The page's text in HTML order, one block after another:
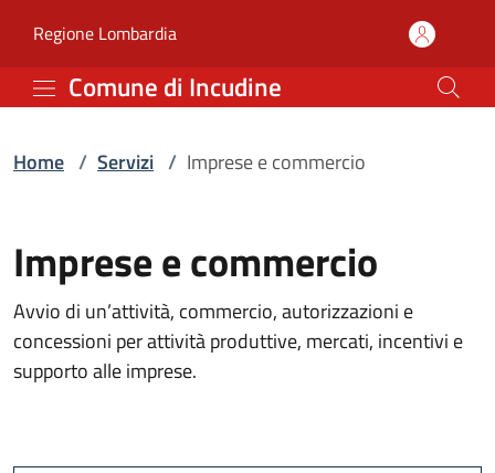
Servizi | Comune di
Regione Lombardia(apre in un'altra scheda).
Comune di Incudine
Home / Servizi / Imprese e commercio
Imprese e commercio
Avvio di un’attività, commercio, autorizzazioni e
concessioni per attività produttive, mercati, incentivi e
supporto alle imprese.